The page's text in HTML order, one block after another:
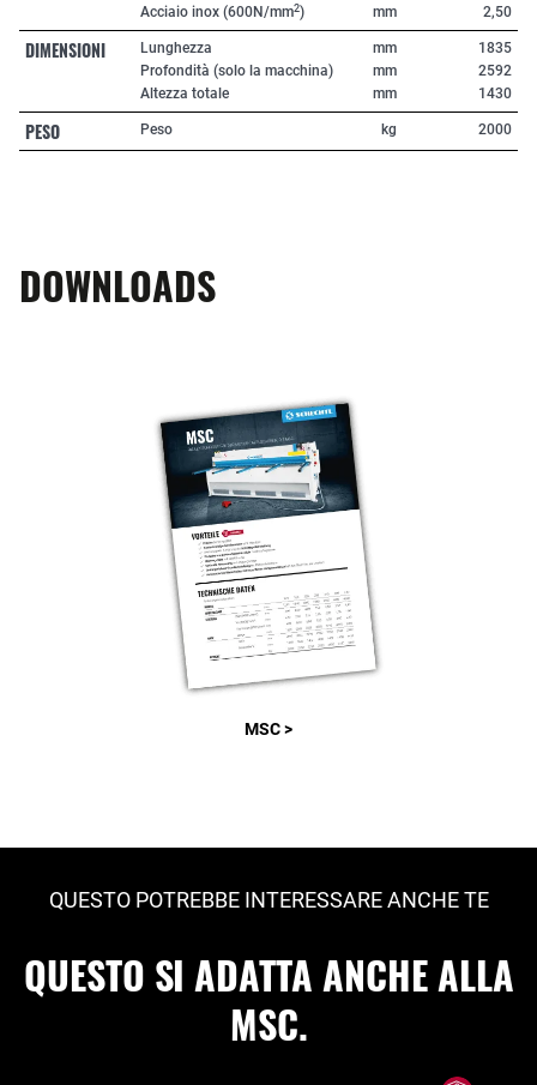
Acciaio inox (600N/mm2)
mm
2,50
DIMENSIONI
Lunghezza
Profondità (solo la macchina)
Altezza totale
mm
mm
mm
1835
2592
1430
PESO Peso kg 2000
DOWNLOADS
MSC >
QUESTO POTREBBE INTERESSARE ANCHE TE
QUESTO SI ADATTA ANCHE ALLA
MSC.